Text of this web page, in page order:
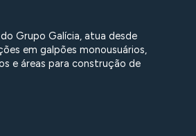
Grupo Galícia, atua desde
em galpões monousuários,
e áreas para construção de